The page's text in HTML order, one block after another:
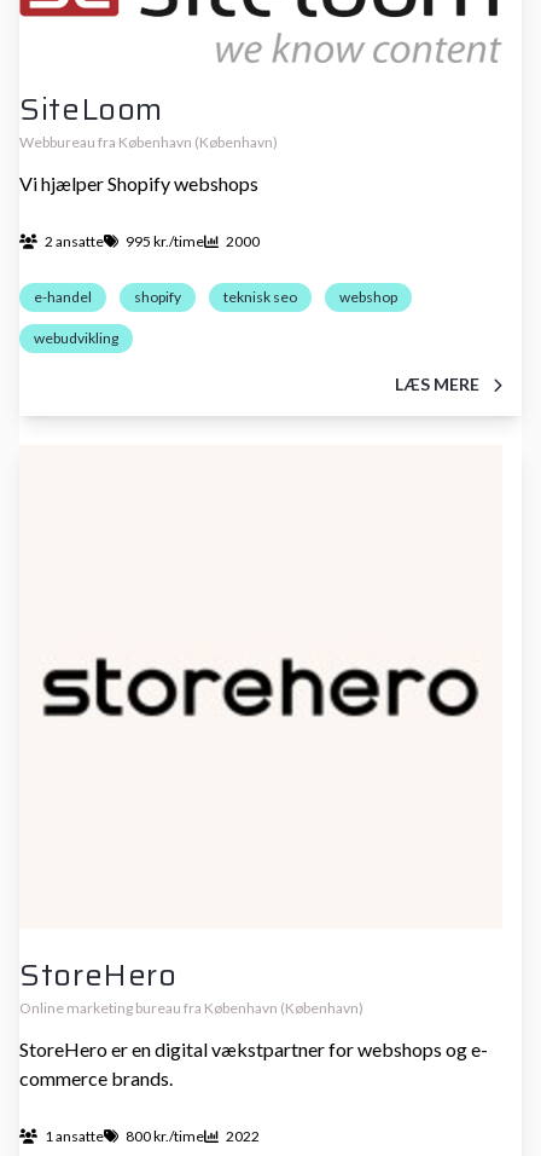
SiteLoom
Webbureau fra København (København)
Vi hjælper Shopify webshops
2 ansatte 995 kr./time 2000
e-handel shopify teknisk seo webshop
webudvikling
LÆS MERE
StoreHero
Online marketing bureau fra København (København)
StoreHero er en digital vækstpartner for webshops og e-
commerce brands.
1 ansatte 800 kr./time 2022